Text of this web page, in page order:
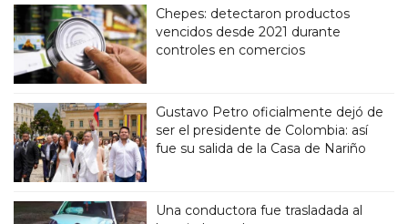
Chepes: detectaron productos
vencidos desde 2021 durante
controles en comercios
Gustavo Petro oficialmente dejó de
ser el presidente de Colombia: así
fue su salida de la Casa de Nariño
Una conductora fue trasladada al